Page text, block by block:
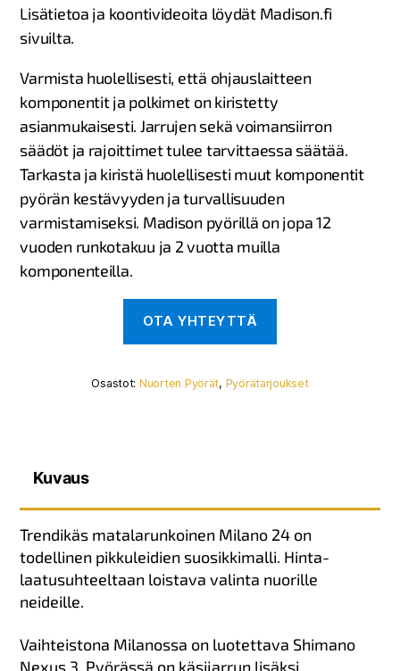
Lisätietoa ja koontivideoita löydät Madison.fi
sivuilta.
Varmista huolellisesti, että ohjauslaitteen
komponentit ja polkimet on kiristetty
asianmukaisesti. Jarrujen sekä voimansiirron
säädöt ja rajoittimet tulee tarvittaessa säätää.
Tarkasta ja kiristä huolellisesti muut komponentit
pyörän kestävyyden ja turvallisuuden
varmistamiseksi. Madison pyörillä on jopa 12
vuoden runkotakuu ja 2 vuotta muilla
komponenteilla.
Osastot: Nuorten Pyörät, Pyörätarjoukset
Kuvaus
Trendikäs matalarunkoinen Milano 24 on
todellinen pikkuleidien suosikkimalli. Hinta-
laatusuhteeltaan loistava valinta nuorille
neideille.
Vaihteistona Milanossa on luotettava Shimano
Nexus 3. Pyörässä on käsijarrun lisäksi